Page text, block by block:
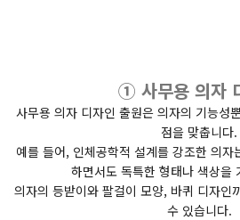
① 사무용 의자
사무용 의자 디자인 출원은 의자의 기능성
점을 맞춥니다.
예를 들어, 인체공학적 설계를 강조한 의자
하면서도 독특한 형태나 색상을
의자의 등받이와 팔걸이 모양, 바퀴 디자인
수 있습니다.